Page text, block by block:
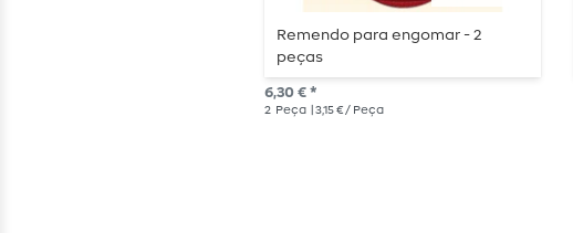
Remendo para engomar - 2
peças
6,30 € *
2 Peça | 3,15 € / Peça